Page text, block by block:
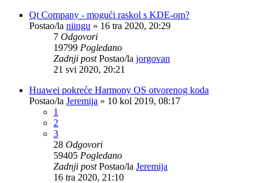
Qt Company - mogući raskol s KDE-om?
Postao/la niingu » 16 tra 2020, 20:29
7 Odgovori
19799 Pogledano
Zadnji postPostao/la jorgovan
21 svi 2020, 20:21
Huawei pokreće Harmony OS otvorenog koda
Postao/la Jeremija » 10 kol 2019, 08:17
1
2
3
28 Odgovori
59405 Pogledano
Zadnji postPostao/la Jeremija
16 tra 2020, 21:10